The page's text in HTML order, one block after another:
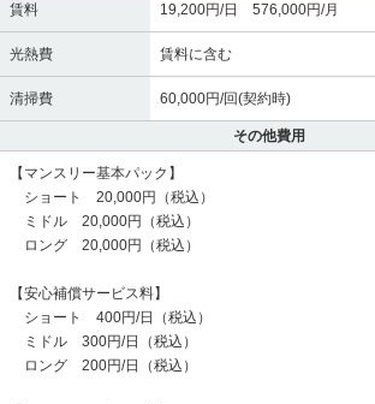
賃料 19,200円/日 576,000円/月
光熱費 賃料に含む
清掃費 60,000円/回(契約時)
その他費用
【マンスリー基本パック】
ショート 20,000円（税込）
ミドル 20,000円（税込）
ロング 20,000円（税込）
【安心補償サービス料】
ショート 400円/日（税込）
ミドル 300円/日（税込）
ロング 200円/日（税込）